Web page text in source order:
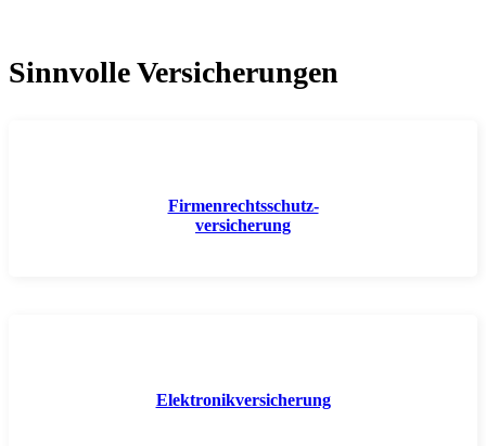
Sinnvolle Versicherungen
Firmenrechtsschutz-
versicherung
Elektronikversicherung